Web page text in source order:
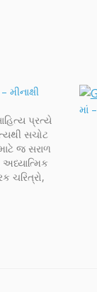
મીનાક્ષી
પ્રત્યે
સચોટ
જ સરાળ
અધ્યાત્મિક
ચરિત્રો,
માં